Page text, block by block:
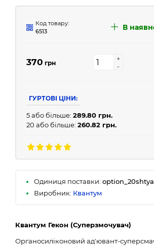
Код товару:
6513
В
370 грн
+
-
+
-
ГУРТОВІ ЦІНИ:
5 або більше: 289.80 грн.
20 або більше: 260.82 грн.
Одиниця поставки:
Виробник: Квантум
Квантум Гекон (Суперзмочувач)
Органосиліконовий ад'ювант-